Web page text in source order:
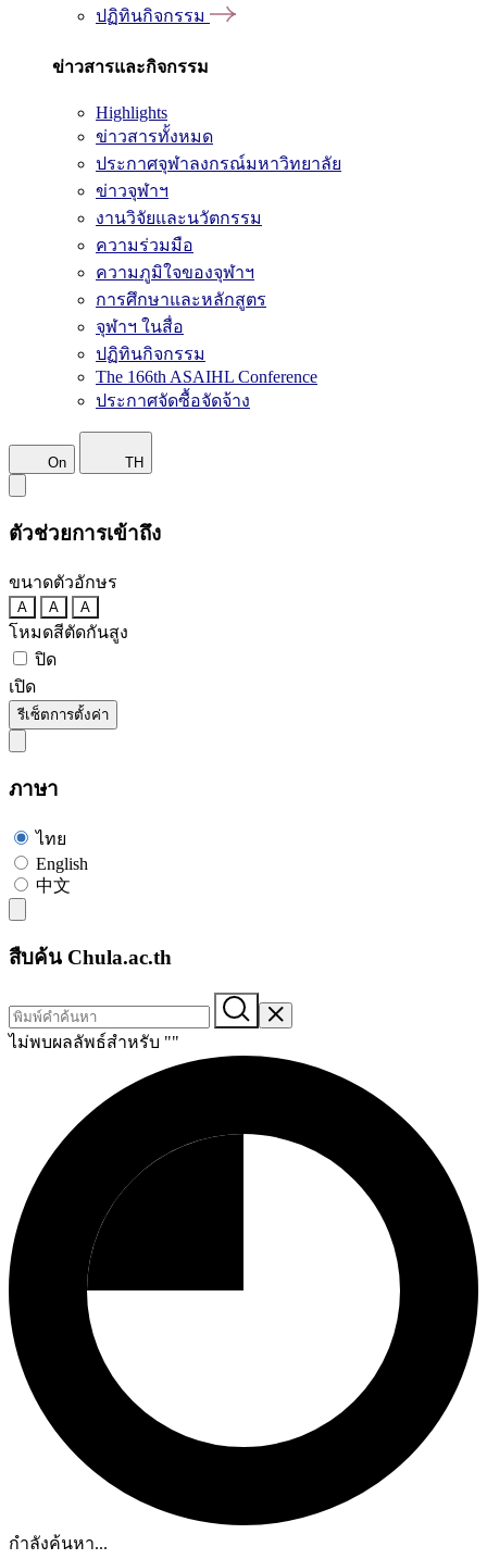
ปฏิทินกิจกรรม
ข่าวสารและกิจกรรม
Highlights
ข่าวสารทั้งหมด
ประกาศจุฬาลงกรณ์มหาวิทยาลัย
ข่าวจุฬาฯ
งานวิจัยและนวัตกรรม
ความร่วมมือ
ความภูมิใจของจุฬาฯ
การศึกษาและหลักสูตร
จุฬาฯ ในสื่อ
ปฏิทินกิจกรรม
The 166th ASAIHL Conference
ประกาศจัดซื้อจัดจ้าง
On TH
ตัวช่วยการเข้าถึง
ขนาดตัวอักษร
A A A
โหมดสีตัดกันสูง
ปิด
เปิด
รีเซ็ตการตั้งค่า
ภาษา
ไทย
English
中文
สืบค้น Chula.ac.th
ไม่พบผลลัพธ์สำหรับ ""
กำลังค้นหา...